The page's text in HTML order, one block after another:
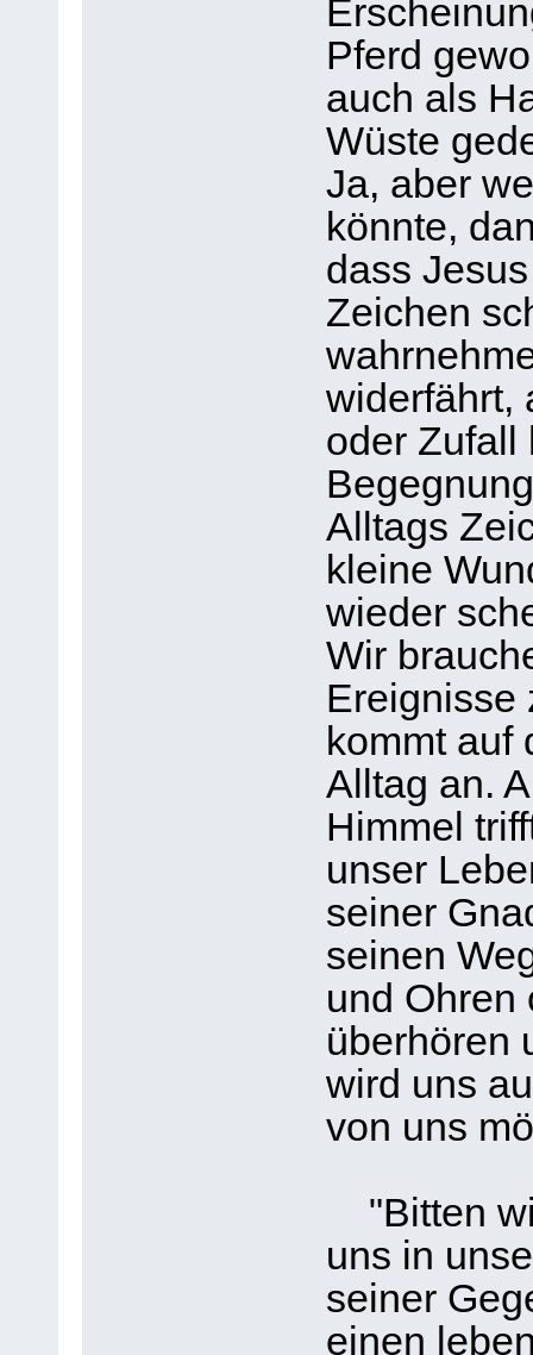
Pferd
auch als
Wüste
Ja, aber
könnte,
dass
Zeichen
widerfährt,
oder Zufall
Alltags
kleine
wieder
Wir
Ereignisse
kommt auf
Alltag an.
Himmel
unser
seiner
seinen
und Ohren
überhören
wird uns
von uns
"Bitten
uns in
seiner
einen